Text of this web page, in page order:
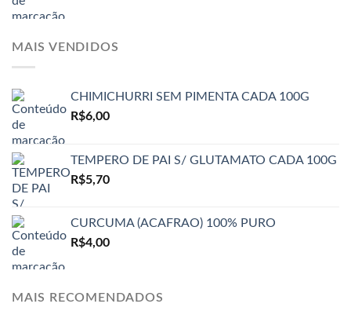
MAIS VENDIDOS
CHIMICHURRI SEM PIMENTA CADA 100G
R$6,00
TEMPERO DE PAI S/ GLUTAMATO CADA 100G
R$5,70
CURCUMA (ACAFRAO) 100% PURO
R$4,00
MAIS RECOMENDADOS